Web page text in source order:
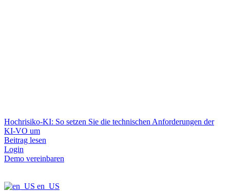
Hochrisiko-KI: So setzen Sie die technischen Anforderungen der
KI-VO um
Beitrag lesen
Login
Demo vereinbaren
en_US